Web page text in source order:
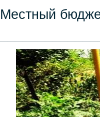
Местный